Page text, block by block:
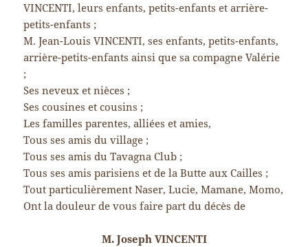
VINCENTI, leurs enfants, petits-enfants et arrière-
petits-enfants ;
M. Jean-Louis VINCENTI, ses enfants, petits-enfants,
arrière-petits-enfants ainsi que sa compagne Valérie
;
Ses neveux et nièces ;
Ses cousines et cousins ;
Les familles parentes, alliées et amies,
Tous ses amis du village ;
Tous ses amis du Tavagna Club ;
Tous ses amis parisiens et de la Butte aux Cailles ;
Tout particulièrement Naser, Lucie, Mamane, Momo,
Ont la douleur de vous faire part du décès de
M. Joseph VINCENTI